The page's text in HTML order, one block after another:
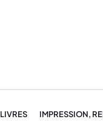
LIVRES IMPRESSION,